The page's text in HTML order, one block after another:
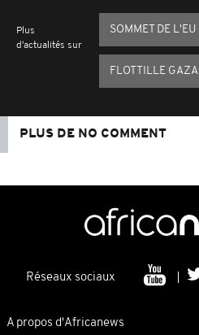
Plus
d'actualités sur
SOMMET DE L'EU
FLOTTILLE GAZA
PLUS DE NO COMMENT
Réseaux sociaux
A propos d'Africanews